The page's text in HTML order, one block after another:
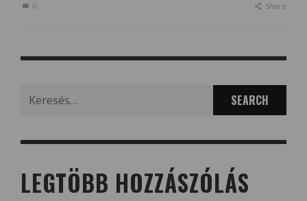
0 Share
LEGTÖBB HOZZÁSZÓLÁS